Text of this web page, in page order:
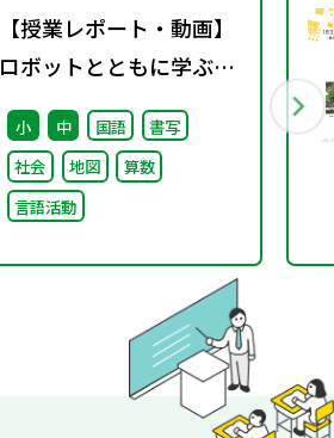
【授業レポート・動画】
ロボットとともに学ぶ！
通級指導教室での実践～
コミュニケーション力と
自己肯定感を育てる～
小 中 国語
書写
社会
地図
算数
言語活動